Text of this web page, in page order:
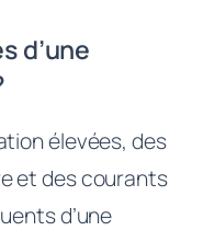
d’une
élevées, des
et des courants
d’une